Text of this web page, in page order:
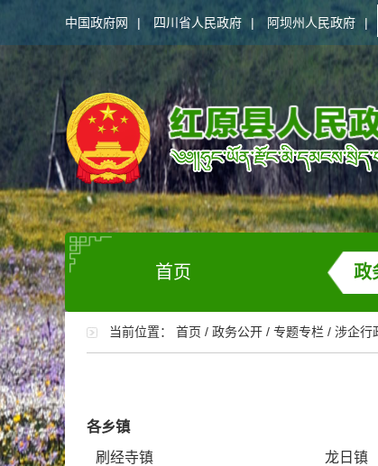
中国政府网 | 四川省人民政府 | 阿坝州人民政府 |
首页 政
当前位置： 首页 / 政务公开 / 专题专栏 / 涉企行
各乡镇
刷经寺镇 龙日镇